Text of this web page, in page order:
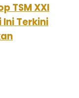
TSM XXI
Ini Terkini